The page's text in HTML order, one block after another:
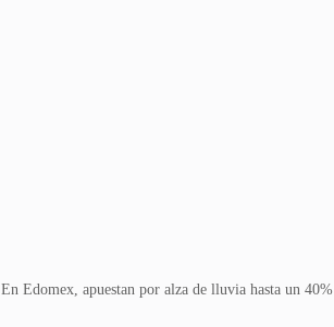
En Edomex, apuestan por alza de lluvia hasta un 40%